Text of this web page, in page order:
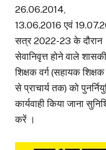
26.06.2014,
13.06.2016 एवं
सत्र 2022-23 के दौरान
सेवानिवृत्त होने वाले
शिक्षक वर्ग (सहायक शिक्षक
से प्राचार्य तक) को
कार्यवाही किया जाना
करें ।